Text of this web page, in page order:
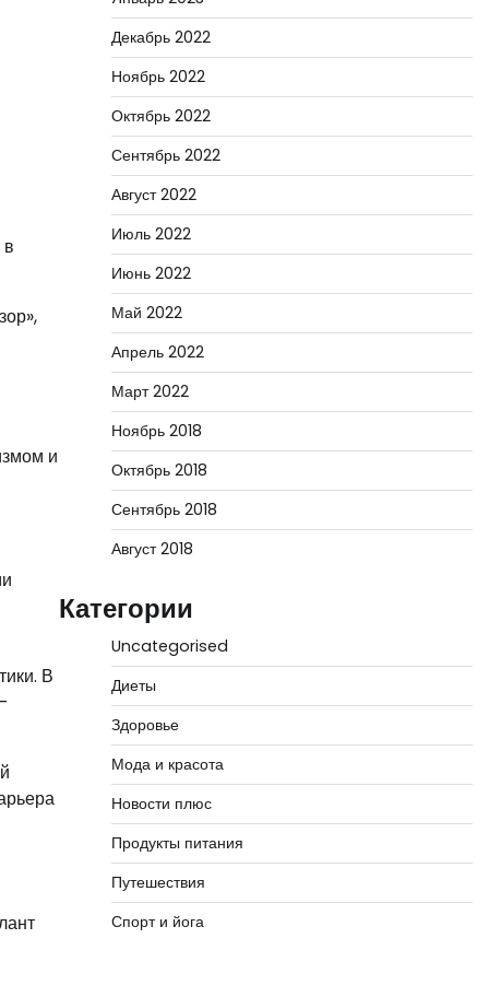
и
В
Декабрь 2022
Ноябрь 2022
Октябрь 2022
Сентябрь 2022
Август 2022
Июль 2022
Июнь 2022
Май 2022
Апрель 2022
Март 2022
Ноябрь 2018
Октябрь 2018
Сентябрь 2018
Август 2018
Категории
Uncategorised
Диеты
Здоровье
Мода и красота
Новости плюс
Продукты питания
Путешествия
Спорт и йога